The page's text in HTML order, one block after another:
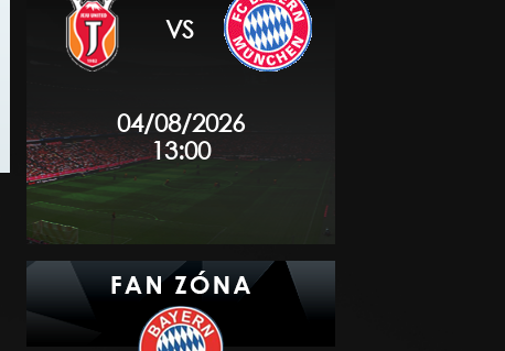
VS
04/08/2026
13:00